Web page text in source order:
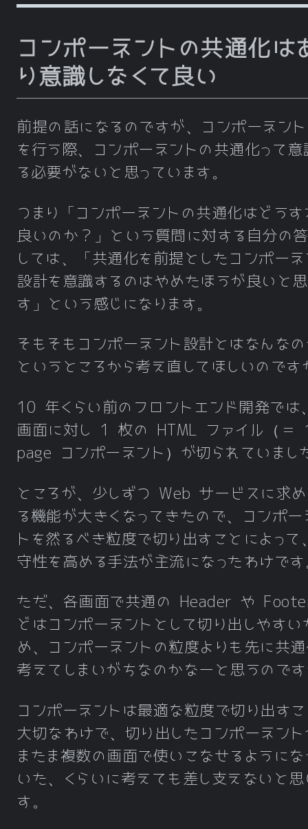
コンポーネントの共通化は
り意識しなくて良い
前提の話になるのですが、コンポーネン
を行う際、コンポーネントの共通化って意
る必要がないと思っています。
つまり「コンポーネントの共通化はどうす
良いのか？」という質問に対する自分の
しては、「共通化を前提としたコンポーネ
設計を意識するのはやめたほうが良いと
す」という感じになります。
そもそもコンポーネント設計とはなんな
というところから考え直してほしいのです
10 年くらい前のフロントエンド開発では
画面に対し 1 枚の HTML ファイル（＝
page コンポーネント）が切られていまし
ところが、少しずつ Web サービスに求め
る機能が大きくなってきたので、コンポー
トを然るべき粒度で切り出すことによって
守性を高める手法が主流になったわけです
ただ、各画面で共通の Header や
どはコンポーネントとして切り出しやすい
め、コンポーネントの粒度よりも先に共
考えてしまいがちなのかなーと思うので
コンポーネントは最適な粒度で切り出す
大切なわけで、切り出したコンポーネン
またま複数の画面で使いこなせるようにな
いた、くらいに考えても差し支えないと思
す。